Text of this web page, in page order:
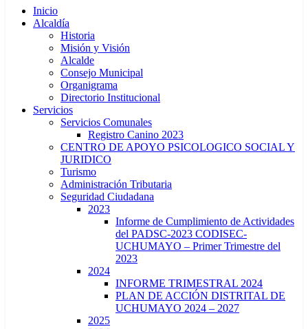
Inicio
Alcaldía
Historia
Misión y Visión
Alcalde
Consejo Municipal
Organigrama
Directorio Institucional
Servicios
Servicios Comunales
Registro Canino 2023
CENTRO DE APOYO PSICOLOGICO SOCIAL Y
JURIDICO
Turismo
Administración Tributaria
Seguridad Ciudadana
2023
Informe de Cumplimiento de Actividades
del PADSC-2023 CODISEC-
UCHUMAYO – Primer Trimestre del
2023
2024
INFORME TRIMESTRAL 2024
PLAN DE ACCIÓN DISTRITAL DE
UCHUMAYO 2024 – 2027
2025